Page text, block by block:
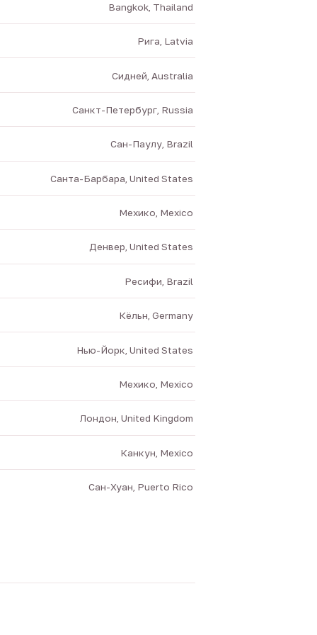
Bangkok, Thailand
Рига, Latvia
Сидней, Australia
Санкт-Петербург, Russia
Сан-Паулу, Brazil
Санта-Барбара, United States
Мехико, Mexico
Денвер, United States
Ресифи, Brazil
Кёльн, Germany
Нью-Йорк, United States
Мехико, Mexico
Лондон, United Kingdom
Канкун, Mexico
Сан-Хуан, Puerto Rico